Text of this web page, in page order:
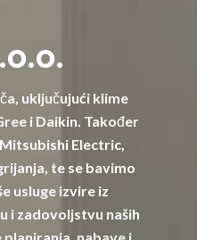
uključujući klime
i Daikin. Također
Electric,
te se bavimo
usluge izvire iz
i zadovoljstvu naših